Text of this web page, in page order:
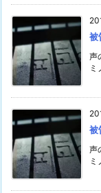
被
声
被
声